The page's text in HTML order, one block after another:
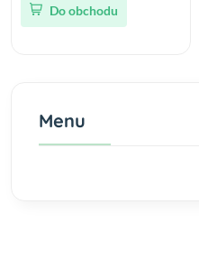
Do obchodu
Menu